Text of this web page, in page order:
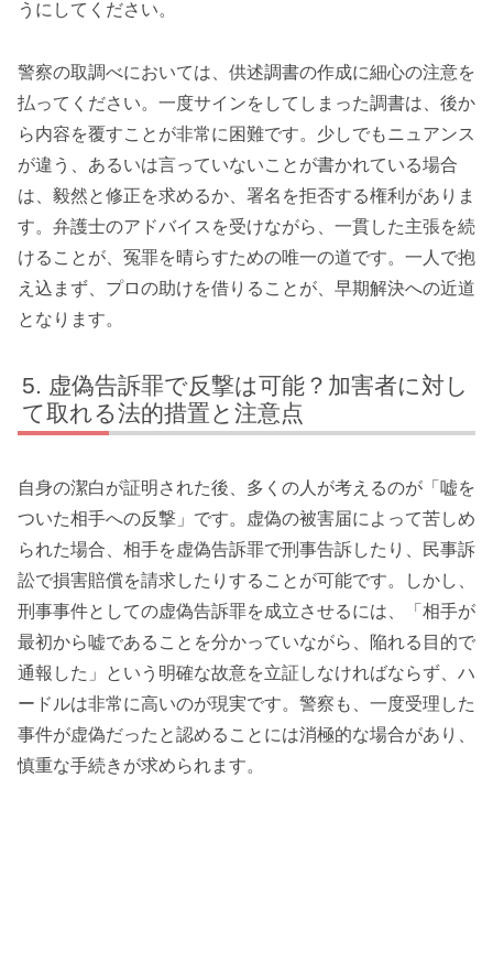
うにしてください。
警察の取調べにおいては、供述調書の作成に細心の注意を
払ってください。一度サインをしてしまった調書は、後か
ら内容を覆すことが非常に困難です。少しでもニュアンス
が違う、あるいは言っていないことが書かれている場合
は、毅然と修正を求めるか、署名を拒否する権利がありま
す。弁護士のアドバイスを受けながら、一貫した主張を続
けることが、冤罪を晴らすための唯一の道です。一人で抱
え込まず、プロの助けを借りることが、早期解決への近道
となります。
虚偽告訴罪で反撃は可能？加害者に対し
て取れる法的措置と注意点
自身の潔白が証明された後、多くの人が考えるのが「嘘を
ついた相手への反撃」です。虚偽の被害届によって苦しめ
られた場合、相手を虚偽告訴罪で刑事告訴したり、民事訴
訟で損害賠償を請求したりすることが可能です。しかし、
刑事事件としての虚偽告訴罪を成立させるには、「相手が
最初から嘘であることを分かっていながら、陥れる目的で
通報した」という明確な故意を立証しなければならず、ハ
ードルは非常に高いのが現実です。警察も、一度受理した
事件が虚偽だったと認めることには消極的な場合があり、
慎重な手続きが求められます。